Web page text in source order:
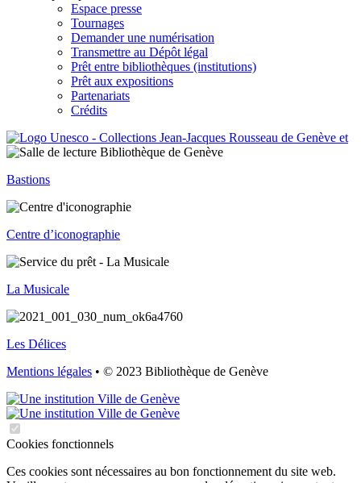
Espace presse
Tournages
Demander une numérisation
Transmettre au Dépôt légal
Prêt entre bibliothèques (institutions)
Prêt aux expositions
Partenariats
Crédits
Bastions
Centre d’iconographie
La Musicale
Les Délices
Mentions légales • © 2023 Bibliothèque de Genève
Cookies fonctionnels
Ces cookies sont nécessaires au bon fonctionnement du site web.